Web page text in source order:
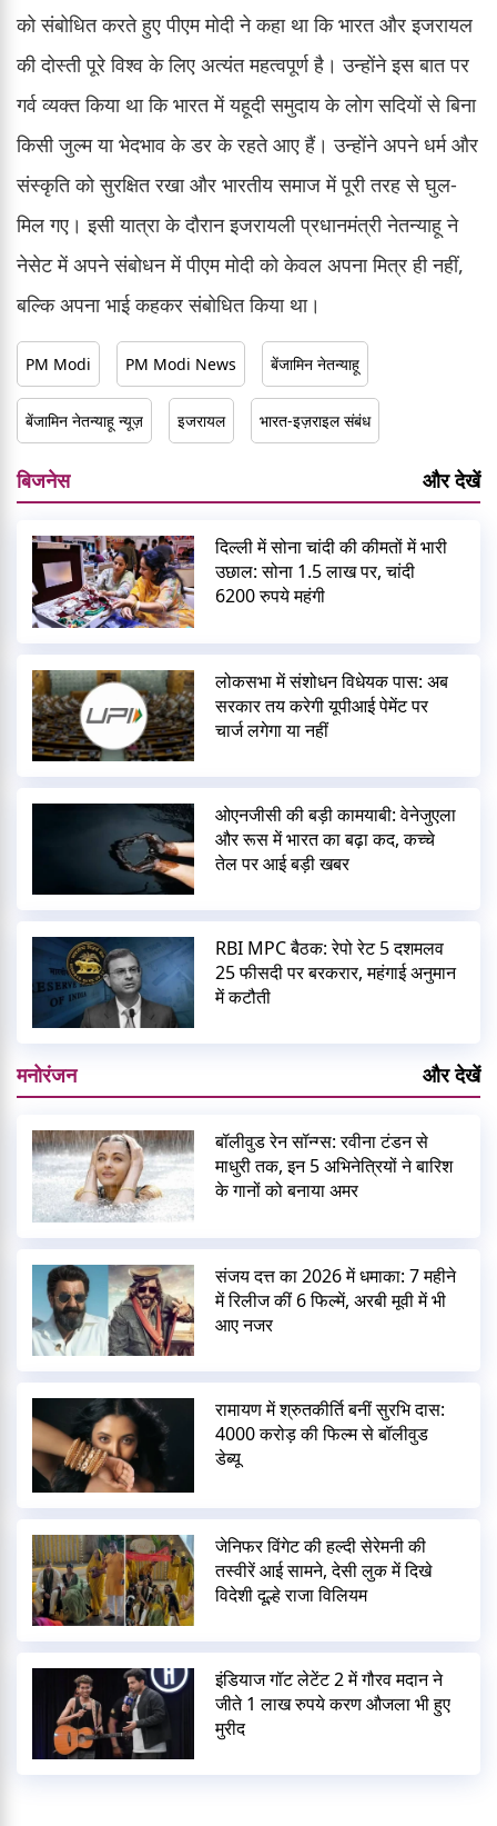
को संबोधित करते हुए पीएम मोदी ने कहा था कि भारत और इजरायल
की दोस्ती पूरे विश्व के लिए अत्यंत महत्वपूर्ण है। उन्होंने इस बात पर
गर्व व्यक्त किया था कि भारत में यहूदी समुदाय के लोग सदियों से बिना
किसी जुल्म या भेदभाव के डर के रहते आए हैं। उन्होंने अपने धर्म और
संस्कृति को सुरक्षित रखा और भारतीय समाज में पूरी तरह से घुल-
मिल गए। इसी यात्रा के दौरान इजरायली प्रधानमंत्री नेतन्याहू ने
नेसेट में अपने संबोधन में पीएम मोदी को केवल अपना मित्र ही नहीं,
बल्कि अपना भाई कहकर संबोधित किया था।
PM Modi PM Modi News बेंजामिन नेतन्याहू
बेंजामिन नेतन्याहू न्यूज़ इजरायल भारत-इज़राइल संबंध
बिजनेस और देखें
दिल्ली में सोना चांदी की कीमतों में भारी
उछाल: सोना 1.5 लाख पर, चांदी
6200 रुपये महंगी
लोकसभा में संशोधन विधेयक पास: अब
सरकार तय करेगी यूपीआई पेमेंट पर
चार्ज लगेगा या नहीं
ओएनजीसी की बड़ी कामयाबी: वेनेजुएला
और रूस में भारत का बढ़ा कद, कच्चे
तेल पर आई बड़ी खबर
RBI MPC बैठक: रेपो रेट 5 दशमलव
25 फीसदी पर बरकरार, महंगाई अनुमान
में कटौती
मनोरंजन और देखें
बॉलीवुड रेन सॉन्ग्स: रवीना टंडन से
माधुरी तक, इन 5 अभिनेत्रियों ने बारिश
के गानों को बनाया अमर
संजय दत्त का 2026 में धमाका: 7 महीने
में रिलीज कीं 6 फिल्में, अरबी मूवी में भी
आए नजर
रामायण में श्रुतकीर्ति बनीं सुरभि दास:
4000 करोड़ की फिल्म से बॉलीवुड
डेब्यू
जेनिफर विंगेट की हल्दी सेरेमनी की
तस्वीरें आई सामने, देसी लुक में दिखे
विदेशी दूल्हे राजा विलियम
इंडियाज गॉट लेटेंट 2 में गौरव मदान ने
जीते 1 लाख रुपये करण औजला भी हुए
मुरीद